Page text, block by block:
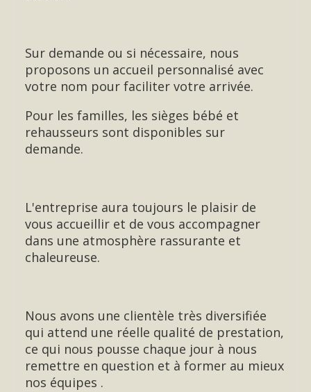
Sur demande ou si nécessaire, nous
proposons un accueil personnalisé avec
votre nom pour faciliter votre arrivée.
Pour les familles, les sièges bébé et
rehausseurs sont disponibles sur
demande.
L'entreprise aura toujours le plaisir de
vous accueillir et de vous accompagner
dans une atmosphère rassurante et
chaleureuse.
Nous avons une clientèle très diversifiée
qui attend une réelle qualité de prestation,
ce qui nous pousse chaque jour à nous
remettre en question et à former au mieux
nos équipes .